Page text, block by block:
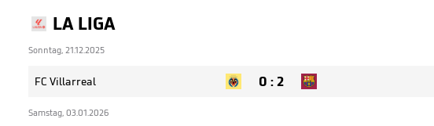
LA LIGA
Sonntag, 21.12.2025
FC Villarreal 0 :2
Samstag, 03.01.2026